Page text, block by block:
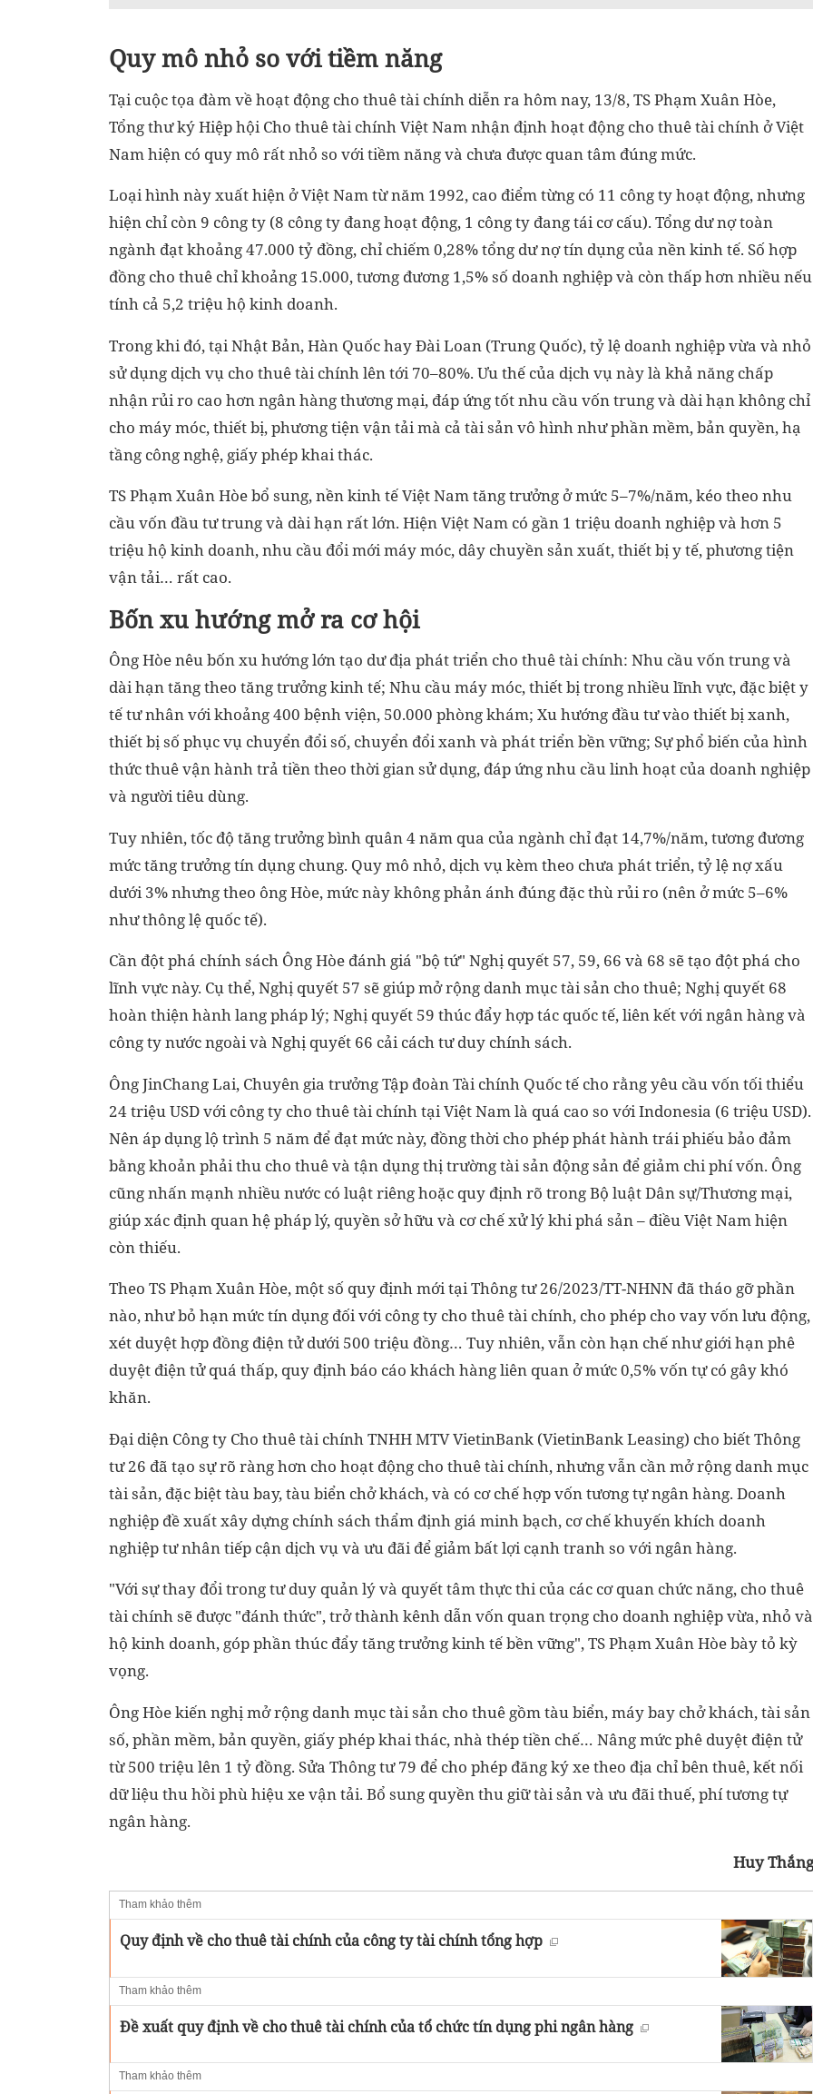
Quy mô nhỏ so với tiềm năng
Tại cuộc tọa đàm về hoạt động cho thuê tài chính diễn ra hôm nay, 13/8, TS Phạm Xuân Hòe,
Tổng thư ký Hiệp hội Cho thuê tài chính Việt Nam nhận định hoạt động cho thuê tài chính ở Việt
Nam hiện có quy mô rất nhỏ so với tiềm năng và chưa được quan tâm đúng mức.
Loại hình này xuất hiện ở Việt Nam từ năm 1992, cao điểm từng có 11 công ty hoạt động, nhưng
hiện chỉ còn 9 công ty (8 công ty đang hoạt động, 1 công ty đang tái cơ cấu). Tổng dư nợ toàn
ngành đạt khoảng 47.000 tỷ đồng, chỉ chiếm 0,28% tổng dư nợ tín dụng của nền kinh tế. Số hợp
đồng cho thuê chỉ khoảng 15.000, tương đương 1,5% số doanh nghiệp và còn thấp hơn nhiều nếu
tính cả 5,2 triệu hộ kinh doanh.
Trong khi đó, tại Nhật Bản, Hàn Quốc hay Đài Loan (Trung Quốc), tỷ lệ doanh nghiệp vừa và nhỏ
sử dụng dịch vụ cho thuê tài chính lên tới 70–80%. Ưu thế của dịch vụ này là khả năng chấp
nhận rủi ro cao hơn ngân hàng thương mại, đáp ứng tốt nhu cầu vốn trung và dài hạn không chỉ
cho máy móc, thiết bị, phương tiện vận tải mà cả tài sản vô hình như phần mềm, bản quyền, hạ
tầng công nghệ, giấy phép khai thác.
TS Phạm Xuân Hòe bổ sung, nền kinh tế Việt Nam tăng trưởng ở mức 5–7%/năm, kéo theo nhu
cầu vốn đầu tư trung và dài hạn rất lớn. Hiện Việt Nam có gần 1 triệu doanh nghiệp và hơn 5
triệu hộ kinh doanh, nhu cầu đổi mới máy móc, dây chuyền sản xuất, thiết bị y tế, phương tiện
vận tải… rất cao.
Bốn xu hướng mở ra cơ hội
Ông Hòe nêu bốn xu hướng lớn tạo dư địa phát triển cho thuê tài chính: Nhu cầu vốn trung và
dài hạn tăng theo tăng trưởng kinh tế; Nhu cầu máy móc, thiết bị trong nhiều lĩnh vực, đặc biệt y
tế tư nhân với khoảng 400 bệnh viện, 50.000 phòng khám; Xu hướng đầu tư vào thiết bị xanh,
thiết bị số phục vụ chuyển đổi số, chuyển đổi xanh và phát triển bền vững; Sự phổ biến của hình
thức thuê vận hành trả tiền theo thời gian sử dụng, đáp ứng nhu cầu linh hoạt của doanh nghiệp
và người tiêu dùng.
Tuy nhiên, tốc độ tăng trưởng bình quân 4 năm qua của ngành chỉ đạt 14,7%/năm, tương đương
mức tăng trưởng tín dụng chung. Quy mô nhỏ, dịch vụ kèm theo chưa phát triển, tỷ lệ nợ xấu
dưới 3% nhưng theo ông Hòe, mức này không phản ánh đúng đặc thù rủi ro (nên ở mức 5–6%
như thông lệ quốc tế).
Cần đột phá chính sách Ông Hòe đánh giá "bộ tứ" Nghị quyết 57, 59, 66 và 68 sẽ tạo đột phá cho
lĩnh vực này. Cụ thể, Nghị quyết 57 sẽ giúp mở rộng danh mục tài sản cho thuê; Nghị quyết 68
hoàn thiện hành lang pháp lý; Nghị quyết 59 thúc đẩy hợp tác quốc tế, liên kết với ngân hàng và
công ty nước ngoài và Nghị quyết 66 cải cách tư duy chính sách.
Ông JinChang Lai, Chuyên gia trưởng Tập đoàn Tài chính Quốc tế cho rằng yêu cầu vốn tối thiểu
24 triệu USD với công ty cho thuê tài chính tại Việt Nam là quá cao so với Indonesia (6 triệu USD).
Nên áp dụng lộ trình 5 năm để đạt mức này, đồng thời cho phép phát hành trái phiếu bảo đảm
bằng khoản phải thu cho thuê và tận dụng thị trường tài sản động sản để giảm chi phí vốn. Ông
cũng nhấn mạnh nhiều nước có luật riêng hoặc quy định rõ trong Bộ luật Dân sự/Thương mại,
giúp xác định quan hệ pháp lý, quyền sở hữu và cơ chế xử lý khi phá sản – điều Việt Nam hiện
còn thiếu.
Theo TS Phạm Xuân Hòe, một số quy định mới tại Thông tư 26/2023/TT-NHNN đã tháo gỡ phần
nào, như bỏ hạn mức tín dụng đối với công ty cho thuê tài chính, cho phép cho vay vốn lưu động,
xét duyệt hợp đồng điện tử dưới 500 triệu đồng… Tuy nhiên, vẫn còn hạn chế như giới hạn phê
duyệt điện tử quá thấp, quy định báo cáo khách hàng liên quan ở mức 0,5% vốn tự có gây khó
khăn.
Đại diện Công ty Cho thuê tài chính TNHH MTV VietinBank (VietinBank Leasing) cho biết Thông
tư 26 đã tạo sự rõ ràng hơn cho hoạt động cho thuê tài chính, nhưng vẫn cần mở rộng danh mục
tài sản, đặc biệt tàu bay, tàu biển chở khách, và có cơ chế hợp vốn tương tự ngân hàng. Doanh
nghiệp đề xuất xây dựng chính sách thẩm định giá minh bạch, cơ chế khuyến khích doanh
nghiệp tư nhân tiếp cận dịch vụ và ưu đãi để giảm bất lợi cạnh tranh so với ngân hàng.
"Với sự thay đổi trong tư duy quản lý và quyết tâm thực thi của các cơ quan chức năng, cho thuê
tài chính sẽ được "đánh thức", trở thành kênh dẫn vốn quan trọng cho doanh nghiệp vừa, nhỏ và
hộ kinh doanh, góp phần thúc đẩy tăng trưởng kinh tế bền vững", TS Phạm Xuân Hòe bày tỏ kỳ
vọng.
Ông Hòe kiến nghị mở rộng danh mục tài sản cho thuê gồm tàu biển, máy bay chở khách, tài sản
số, phần mềm, bản quyền, giấy phép khai thác, nhà thép tiền chế… Nâng mức phê duyệt điện tử
từ 500 triệu lên 1 tỷ đồng. Sửa Thông tư 79 để cho phép đăng ký xe theo địa chỉ bên thuê, kết nối
dữ liệu thu hồi phù hiệu xe vận tải. Bổ sung quyền thu giữ tài sản và ưu đãi thuế, phí tương tự
ngân hàng.
Huy Thắng
Tham khảo thêm
Quy định về cho thuê tài chính của công ty tài chính tổng hợp
Tham khảo thêm
Đề xuất quy định về cho thuê tài chính của tổ chức tín dụng phi ngân hàng
Tham khảo thêm